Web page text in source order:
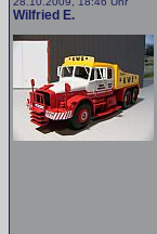
Wilfried E.